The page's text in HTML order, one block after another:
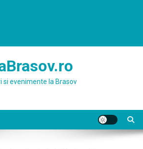
si evenimente la Brasov